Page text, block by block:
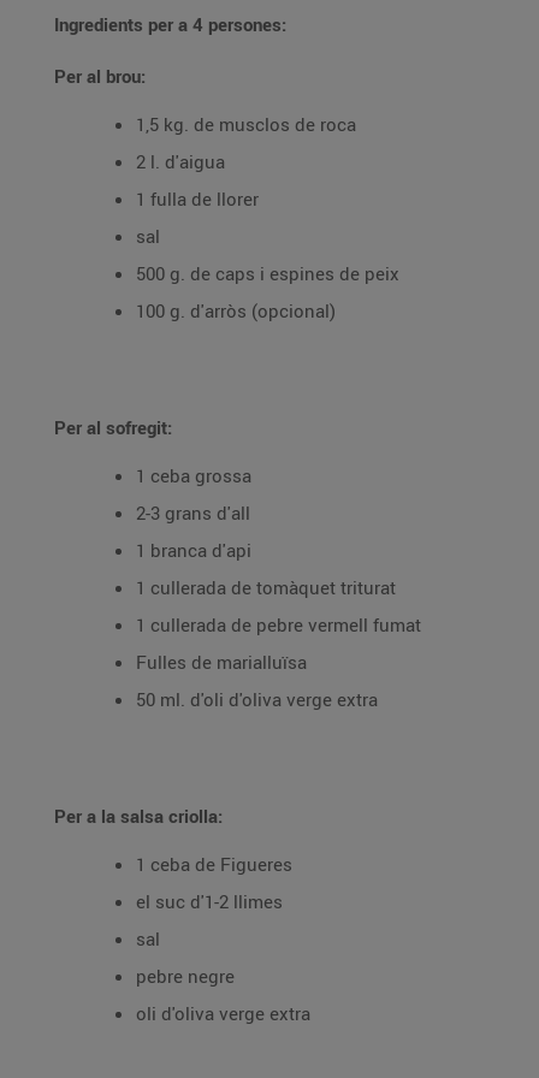
Ingredients per a 4 persones:
Per al brou:
1,5 kg. de musclos de roca
2 l. d'aigua
1 fulla de llorer
sal
500 g. de caps i espines de peix
100 g. d'arròs (opcional)
Per al sofregit:
1 ceba grossa
2-3 grans d'all
1 branca d'api
1 cullerada de tomàquet triturat
1 cullerada de pebre vermell fumat
Fulles de marialluïsa
50 ml. d'oli d'oliva verge extra
Per a la salsa criolla:
1 ceba de Figueres
el suc d'1-2 llimes
sal
pebre negre
oli d'oliva verge extra